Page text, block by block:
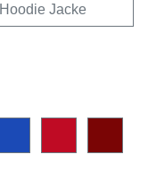
Hoodie Jacke